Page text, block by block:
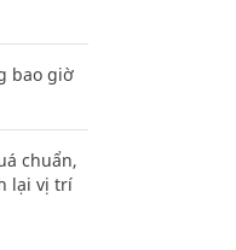
bao giờ
chuẩn,
lại vị trí